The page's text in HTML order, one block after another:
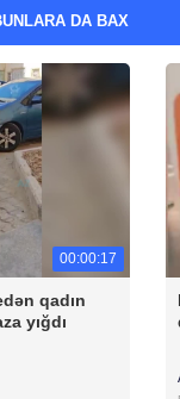
DA BAX
00:00:17
qadın
yığdı